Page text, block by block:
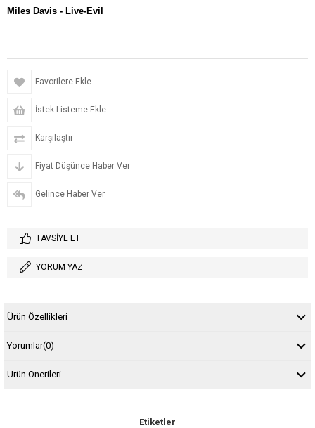
Miles Davis - Live-Evil
Favorilere Ekle
İstek Listeme Ekle
Karşılaştır
Fiyat Düşünce Haber Ver
Gelince Haber Ver
TAVSIYE ET
YORUM YAZ
Ürün Özellikleri
Yorumlar(0)
Ürün Önerileri
Etiketler